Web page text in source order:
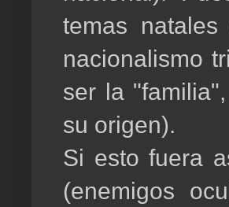
temas
nacionalismo
ser la
su origen).
Si esto fuera
(enemigos